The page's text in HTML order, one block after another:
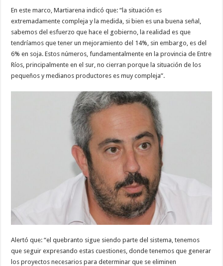
En este marco, Martiarena indicó que: “la situación es
extremadamente compleja y la medida, si bien es una buena señal,
sabemos del esfuerzo que hace el gobierno, la realidad es que
tendríamos que tener un mejoramiento del 14%, sin embargo, es del
6% en soja. Estos números, fundamentalmente en la provincia de Entre
Ríos, principalmente en el sur, no cierran porque la situación de los
pequeños y medianos productores es muy compleja”.
Alertó que: “el quebranto sigue siendo parte del sistema, tenemos
que seguir expresando estas cuestiones, donde tenemos que generar
los proyectos necesarios para determinar que se eliminen